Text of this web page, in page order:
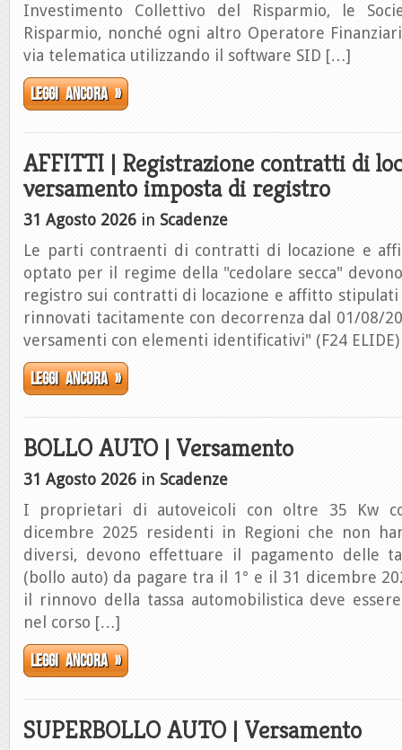
Investimento Collettivo del Risparmio, le
Risparmio, nonché ogni altro Operatore
via telematica utilizzando il software SID […]
Leggi ancora »
AFFITTI | Registrazione contratti di
versamento imposta di registro
31 Agosto 2026 in Scadenze
Le parti contraenti di contratti di locazione e
optato per il regime della "cedolare secca"
registro sui contratti di locazione e affitto
rinnovati tacitamente con decorrenza dal 01/08/
versamenti con elementi identificativi" (F24
Leggi ancora »
BOLLO AUTO | Versamento
31 Agosto 2026 in Scadenze
I proprietari di autoveicoli con oltre 35 Kw
dicembre 2025 residenti in Regioni che non
diversi, devono effettuare il pagamento delle
(bollo auto) da pagare tra il 1° e il 31 dicembre
il rinnovo della tassa automobilistica deve
nel corso […]
Leggi ancora »
SUPERBOLLO AUTO | Versamento